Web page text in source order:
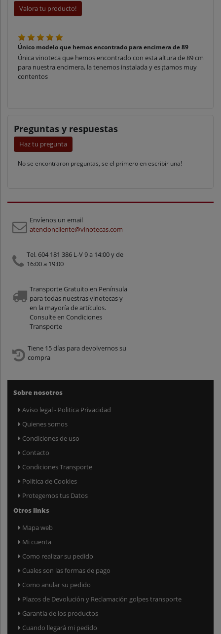
Valora tu producto!
Único modelo que hemos encontrado para encimera de 89
Única vinoteca que hemos encontrado con esta altura de 89 cm
para nuestra encimera, la tenemos instalada y es ¡tamos muy
contentos
Preguntas y respuestas
Haz tu pregunta
No se encontraron preguntas, se el primero en escribir una!
Envíenos un email
atencioncliente@vinotecas.com
Tel. 604 181 386 L-V 9 a 14:00 y de
16:00 a 19:00
Transporte Gratuito en Península
para todas nuestras vinotecas y
en la mayoría de artículos.
Consulte en Condiciones
Transporte
Tiene 15 días para devolvernos su
compra
Sobre nosotros
Aviso legal - Politica Privacidad
Quienes somos
Condiciones de uso
Contacto
Condiciones Transporte
Política de Cookies
Protegemos tus Datos
Otros links
Mapa web
Mi cuenta
Como realizar su pedido
Cuales son las formas de pago
Como anular su pedido
Plazos de Devolución y Reclamación golpes transporte
Garantía de los productos
Cuando llegará mi pedido